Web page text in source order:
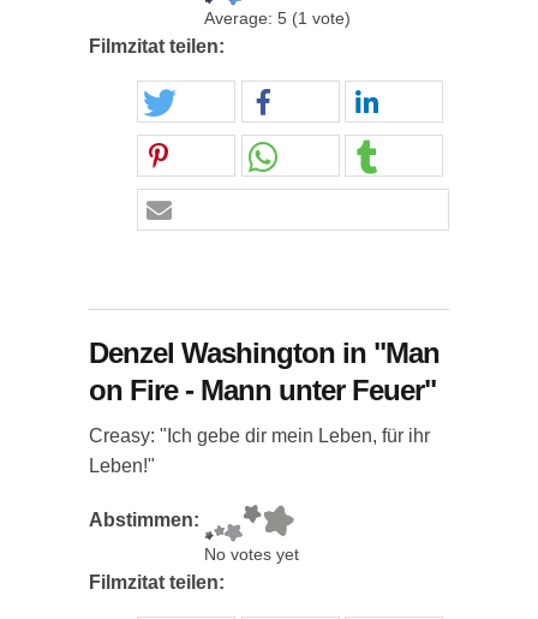
Average: 5 (1 vote)
Filmzitat teilen:
Denzel Washington in "Man
on Fire - Mann unter Feuer"
Creasy: "Ich gebe dir mein Leben, für ihr
Leben!"
Abstimmen:
No votes yet
Filmzitat teilen: